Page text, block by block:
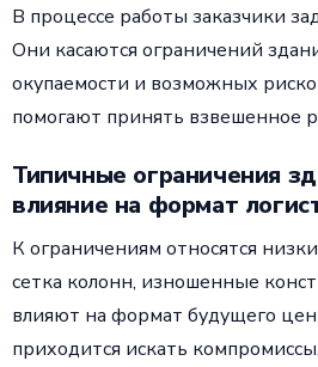
В процессе работы заказчики
Они касаются ограничений
окупаемости и возможных
помогают принять взвешенное
Типичные ограничения
влияние на формат
К ограничениям относятся
сетка колонн, изношенные
влияют на формат будущего
приходится искать